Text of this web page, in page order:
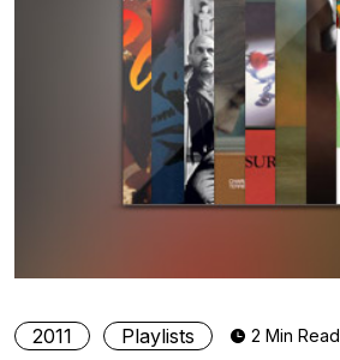
2011 Playlists 2 Min Read